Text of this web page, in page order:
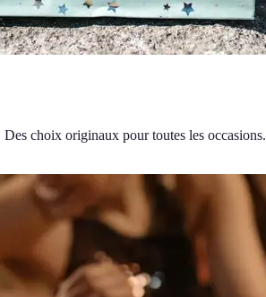
choix originaux pour toutes les occasions.